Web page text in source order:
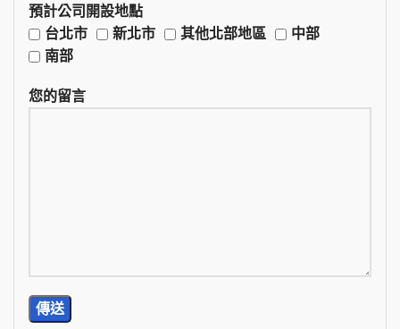
預計公司開設地點
台北市
新北市 其他北部地區
中部
南部
您的留言